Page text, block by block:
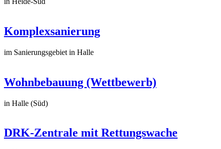
Komplexsanierung
im Sanierungsgebiet in Halle
Wohnbebauung (Wettbewerb)
in Halle (Süd)
DRK-Zentrale mit Rettungswache